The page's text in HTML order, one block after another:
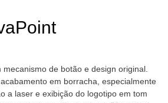
de botão e design original.
em borracha, especialmente
a laser e exibição do logotipo em tom